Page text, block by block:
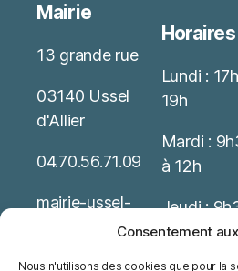
Consentement
Nous n'utilisons des cookies que pour la
Mairie
13 grande rue
03140 Ussel
d'Allier
04.70.56.71.09
mairie-ussel-
allier(at)wanado
Horaires
Lundi :
19h
Mardi :
à 12h
Jeudi :
à 12h